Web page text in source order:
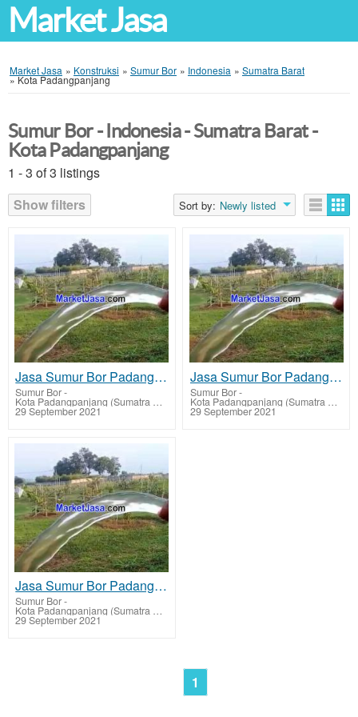
Market Jasa
Market Jasa » Konstruksi » Sumur Bor » Indonesia » Sumatra Barat
»Kota Padangpanjang
Sumur Bor - Indonesia - Sumatra Barat -
Kota Padangpanjang
1 - 3 of 3 listings
Show filters
Sort by: Newly listed
Listings
Jasa Sumur Bor Padang Panjang biaya murah
Sumur Bor-
Kota Padangpanjang (Sumatra Barat)
29 September 2021
Jasa Sumur Bor Padang Panjang Timur biaya murah
Sumur Bor-
Kota Padangpanjang (Sumatra Barat)
29 September 2021
Jasa Sumur Bor Padang Panjang Barat biaya murah
Sumur Bor-
Kota Padangpanjang (Sumatra Barat)
29 September 2021
1